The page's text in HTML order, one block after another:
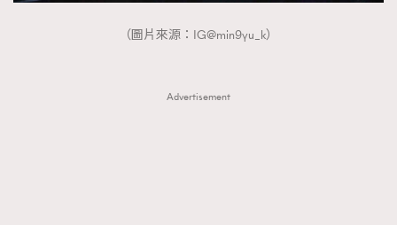
（圖片來源：IG@min9yu_k）
Advertisement